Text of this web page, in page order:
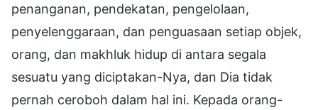
penanganan, pendekatan, pengelolaan,
penyelenggaraan, dan penguasaan setiap objek,
orang, dan makhluk hidup di antara segala
sesuatu yang diciptakan-Nya, dan Dia tidak
pernah ceroboh dalam hal ini. Kepada orang-